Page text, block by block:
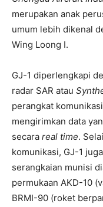
merupakan anak
umum lebih dikenal
Wing Loong I.
GJ-1 diperlengkapi
radar SAR atau
perangkat
mengirimkan data
secara real time.
komunikasi, GJ-1
serangkaian munisi
permukaan AKD-10
BRMI-90 (roket